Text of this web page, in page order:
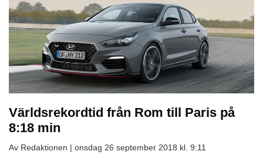
Världsrekordtid från Rom till Paris på
8:18 min
Av Redaktionen | onsdag 26 september 2018 kl. 9:11